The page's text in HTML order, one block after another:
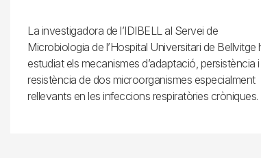
La investigadora de l’IDIBELL al Servei de
Microbiologia de l’Hospital Universitari de Bellvitge
estudiat els mecanismes d’adaptació, persistència i
resistència de dos microorganismes especialment
rellevants en les infeccions respiratòries cròniques.